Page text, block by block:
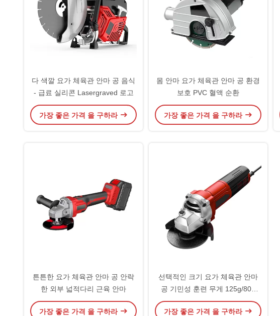
다 색깔 요가 체육관 안마 공 음식
- 급료 실리콘 Lasergraved 로고
가장 좋은 가격 을 구하라
몸 안마 요가 체육관 안마 공 환경
보호 PVC 혈액 순환
가장 좋은 가격 을 구하라
튼튼한 요가 체육관 안마 공 안락
한 외부 넓적다리 근육 안마
가장 좋은 가격 을 구하라
선택적인 크기 요가 체육관 안마
공 기민성 훈련 무게 125g/80g
EPP
가장 좋은 가격 을 구하라